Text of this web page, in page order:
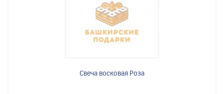
Свеча восковая Роза